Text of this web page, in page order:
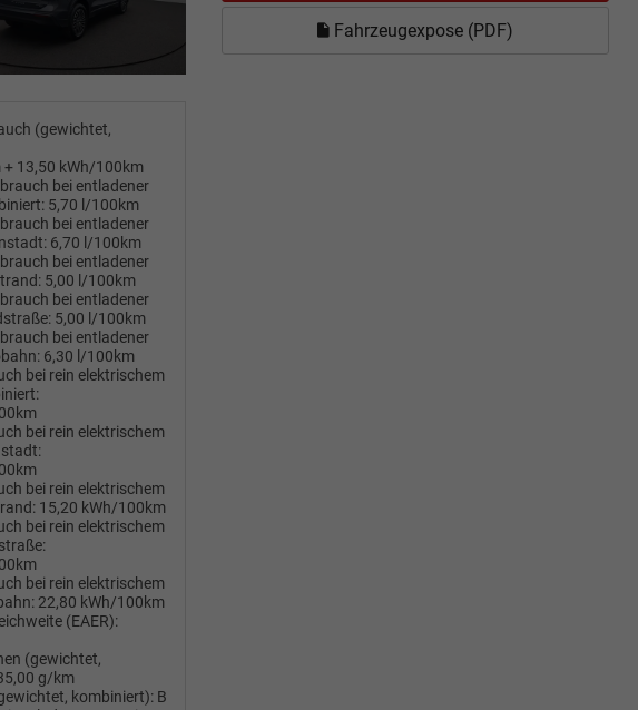
Fahrzeugexpose (PDF)
(gewichtet,
13,50 kWh/100km
bei entladener
5,70 l/100km
bei entladener
6,70 l/100km
bei entladener
5,00 l/100km
bei entladener
5,00 l/100km
bei entladener
6,30 l/100km
bei rein elektrischem
bei rein elektrischem
bei rein elektrischem
15,20 kWh/100km
bei rein elektrischem
bei rein elektrischem
22,80 kWh/100km
(EAER):
(gewichtet,
g/km
kombiniert): B